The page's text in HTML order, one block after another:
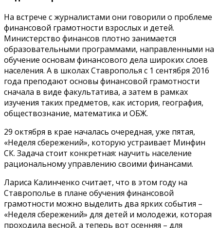
На встрече с журналистами они говорили о проблеме
финансовой грамотности взрослых и детей.
Министерство финансов плотно занимается
образовательными программами, направленными на
обучение основам финансового дела широких слоев
населения. А в школах Ставрополья с 1 сентября 2016
года преподают основы финансовой грамотности
сначала в виде факультатива, а затем в рамках
изучения таких предметов, как история, география,
обществознание, математика и ОБЖ.
29 октября в крае началась очередная, уже пятая,
«Неделя сбережений», которую устраивает Минфин
СК. Задача стоит конкретная: научить население
рациональному управлению своими финансами.
Лариса Калинченко считает, что в этом году на
Ставрополье в плане обучения финансовой
грамотности можно выделить два ярких события –
«Неделя сбережений» для детей и молодежи, которая
проходила весной, а теперь вот осенняя – для